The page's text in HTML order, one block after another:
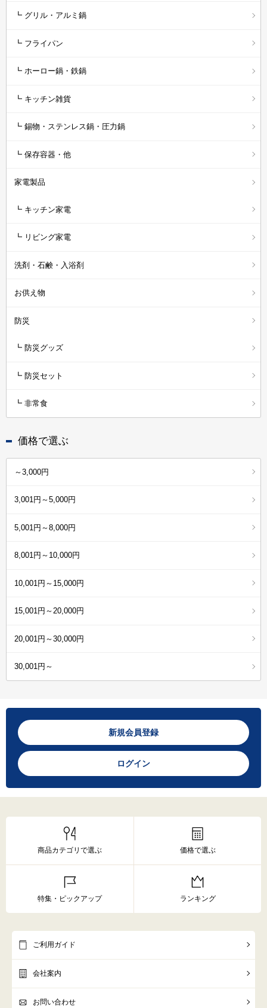
┗ グリル・アルミ鍋
┗ フライパン
┗ ホーロー鍋・鉄鍋
┗ キッチン雑貨
┗ 錫物・ステンレス鍋・圧力鍋
┗ 保存容器・他
家電製品
┗ キッチン家電
┗ リビング家電
洗剤・石鹸・入浴剤
お供え物
防災
┗ 防災グッズ
┗ 防災セット
┗ 非常食
価格で選ぶ
～3,000円
3,001円～5,000円
5,001円～8,000円
8,001円～10,000円
10,001円～15,000円
15,001円～20,000円
20,001円～30,000円
30,001円～
新規会員登録
ログイン
商品カテゴリで選ぶ 価格で選ぶ
特集・ピックアップ ランキング
ご利用ガイド
会社案内
お問い合わせ